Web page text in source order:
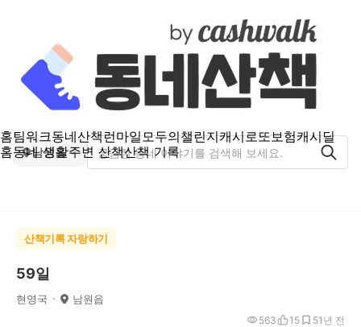
홈팀워크동네산책런마일모두의챌린지캐시로또보험캐시딜
홈동네 생활주변 산책산책 기록
남원읍
산책기록 자랑하기
59일
현영국 남원읍
1년 전
563 15 5